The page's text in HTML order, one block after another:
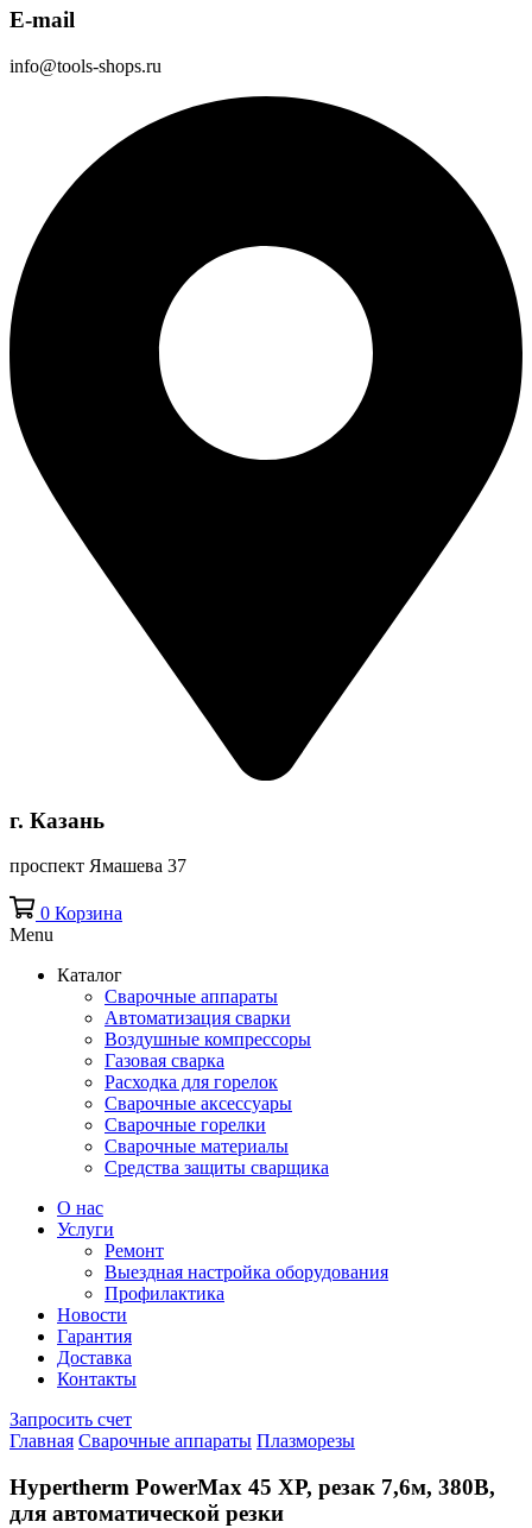
E-mail
info@tools-shops.ru
г. Казань
проспект Ямашева 37
0 Корзина
Menu
Каталог
Сварочные аппараты
Автоматизация сварки
Воздушные компрессоры
Газовая сварка
Расходка для горелок
Сварочные аксессуары
Сварочные горелки
Сварочные материалы
Средства защиты сварщика
О нас
Услуги
Ремонт
Выездная настройка оборудования
Профилактика
Новости
Гарантия
Доставка
Контакты
Запросить счет
Главная Сварочные аппараты Плазморезы
Hypertherm PowerMax 45 XP, резак 7,6м, 380В,
для автоматической резки